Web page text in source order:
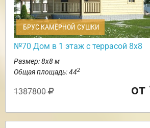
БРУС КАМЕРНОЙ СУШКИ
№70 Дом в 1 этаж с террасой 8х8
Размер: 8х8 м
Общая площадь: 442
1387800 от